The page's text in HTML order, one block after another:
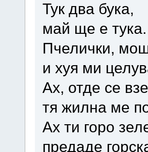
Тук два бука,
май ще е тука.
Пчелички,
и хуя ми
Ах, отде се
тя жилна ме
Ах ти горо
предаде